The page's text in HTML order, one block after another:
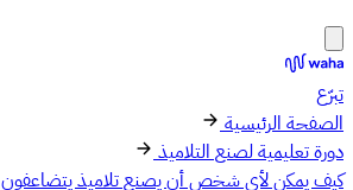
تبرّع
الصفحة الرئيسية
دورة تعليمية لصنع التلاميذ
كيف يمكن لأي شخص أن يصنع تلاميذ يتضاعفون